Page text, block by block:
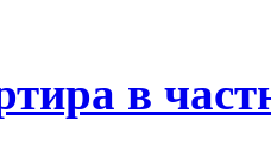
в